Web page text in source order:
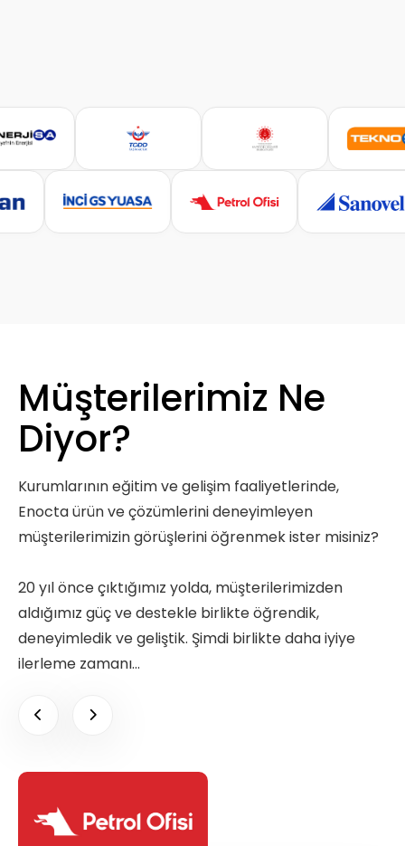
Müşterilerimiz Ne
Diyor?
Kurumlarının eğitim ve gelişim faaliyetlerinde,
Enocta ürün ve çözümlerini deneyimleyen
müşterilerimizin görüşlerini öğrenmek ister misiniz?
20 yıl önce çıktığımız yolda, müşterilerimizden
aldığımız güç ve destekle birlikte öğrendik,
deneyimledik ve geliştik. Şimdi birlikte daha iyiye
ilerleme zamanı…